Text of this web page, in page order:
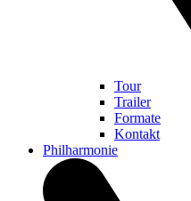
Tour
Trailer
Formate
Kontakt
Philharmonie